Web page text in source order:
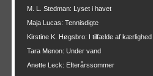
M. L. Stedman: Lyset i havet
Maja Lucas: Tennisdigte
Kirstine K. Høgsbro: I tilfælde af kærlighed
Tara Menon: Under vand
Anette Leck: Efterårssommer